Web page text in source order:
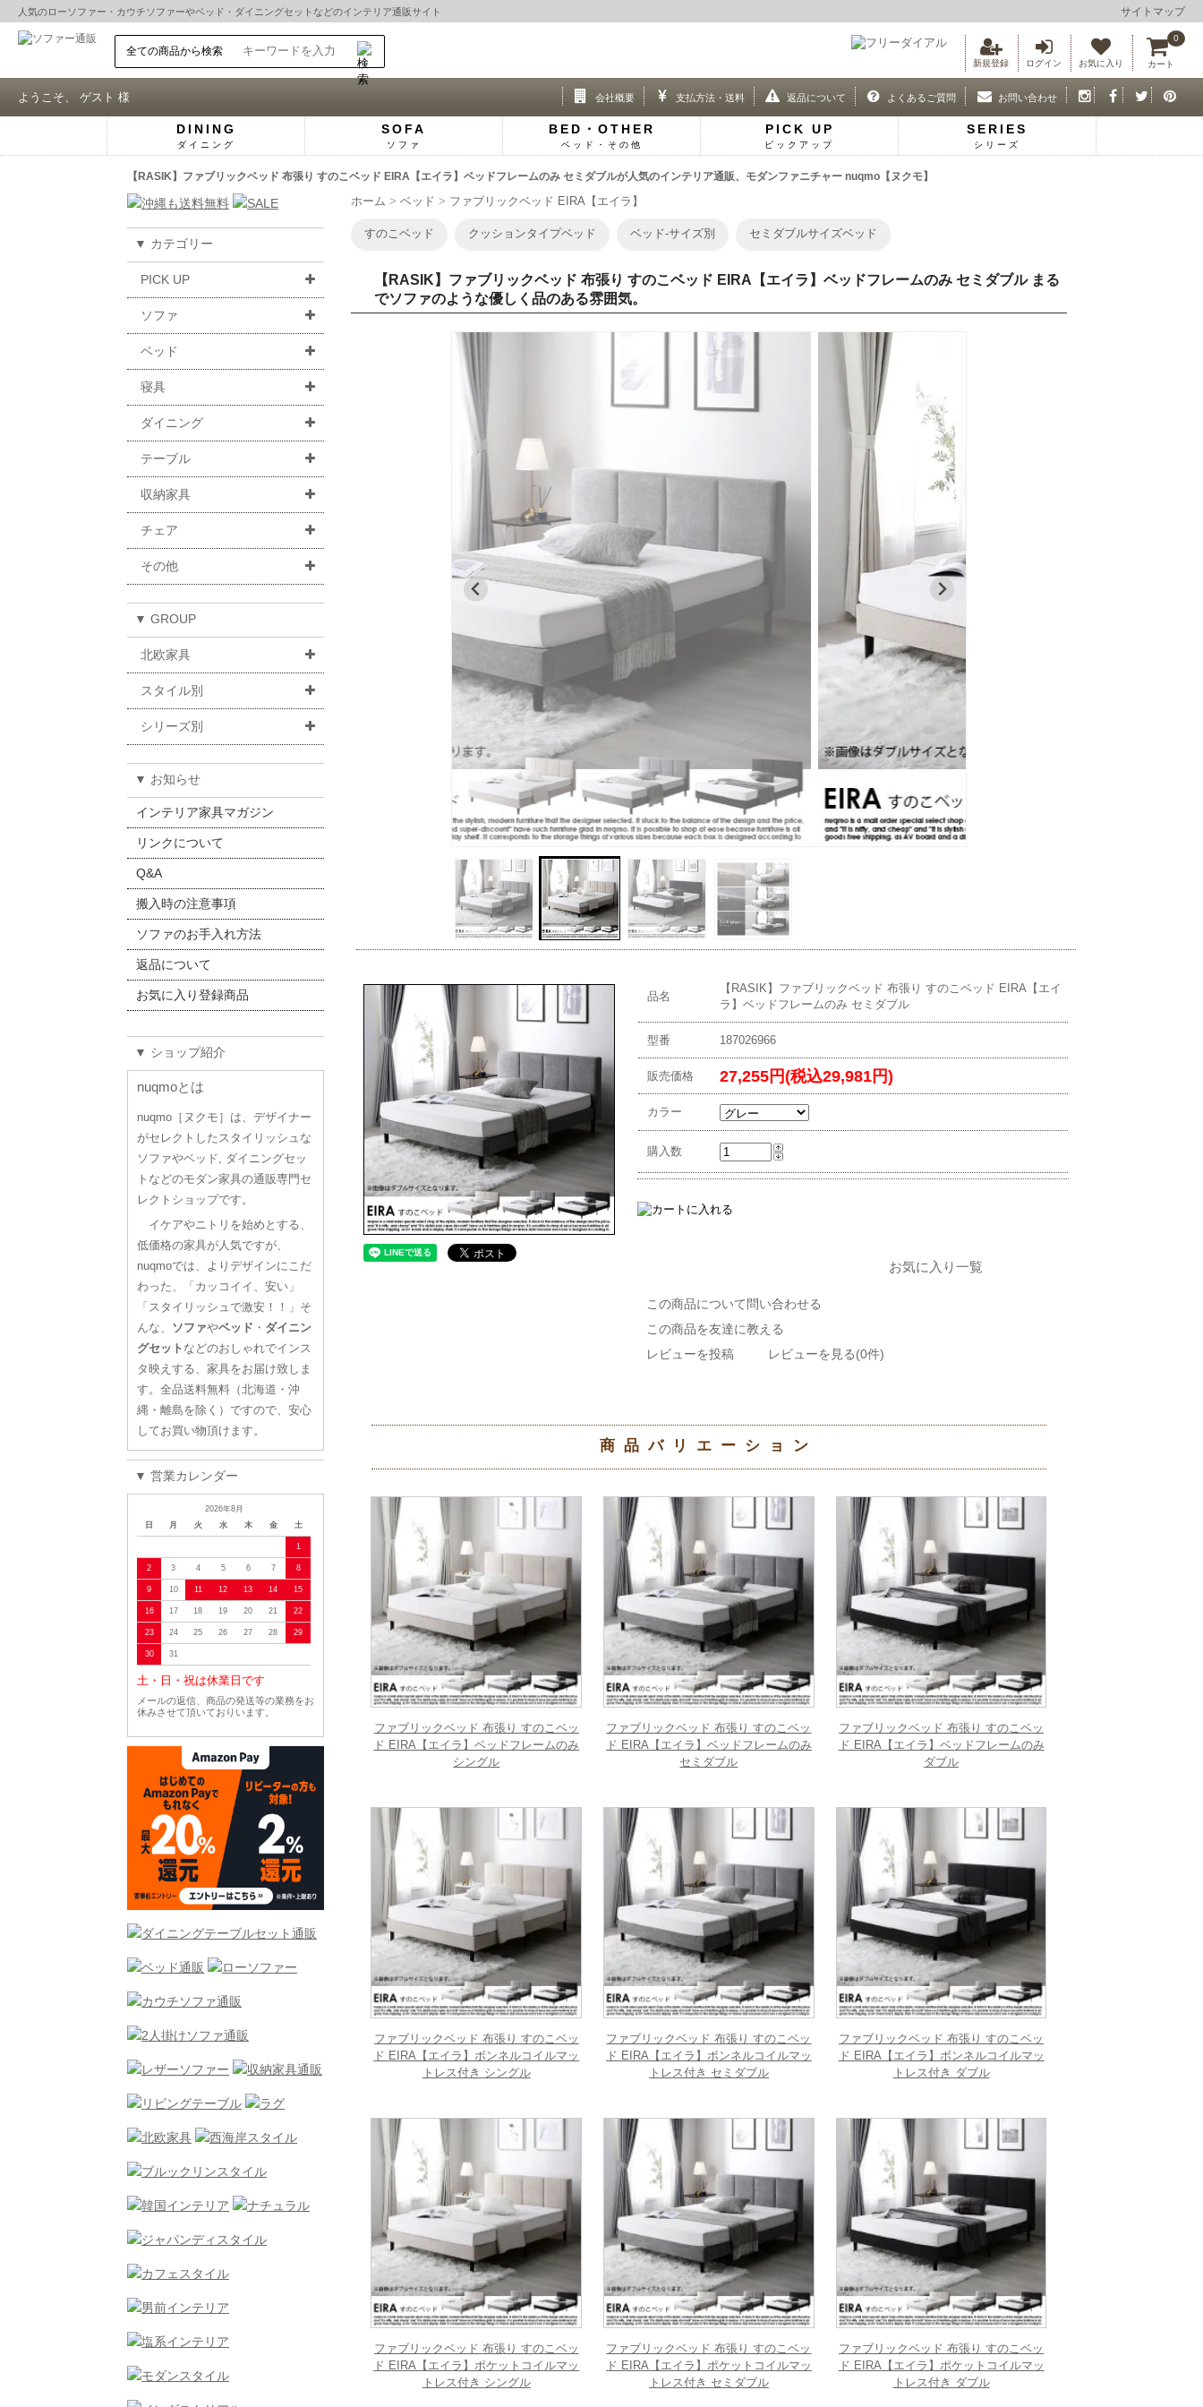
人気のローソファー ・ カウチソファーやベッド ・ ダイニングセット などのインテリア通販サイト サイトマップ
新規登録 ログイン お気に入り カート
0
ようこそ、 ゲスト 様 会社概要 支払方法・送料 返品について よくあるご質問 お問い合わせ
DINING
ダイニング
SOFA
ソファ
BED・OTHER
ベッド・その他
PICK UP
ピックアップ
SERIES
シリーズ
【RASIK】ファブリックベッド 布張り すのこベッド EIRA【エイラ】ベッドフレームのみ セミダブルが人気のインテリア通販、モダンファニチャー nuqmo【ヌクモ】
▼ カテゴリー
PICK UP
ソファ
ベッド
寝具
ダイニング
テーブル
収納家具
チェア
その他
▼ GROUP
北欧家具
スタイル別
シリーズ別
▼ お知らせ
インテリア家具マガジン
リンクについて
Q&A
搬入時の注意事項
ソファのお手入れ方法
返品について
お気に入り登録商品
▼ ショップ紹介
nuqmoとは
nuqmo［ヌクモ］は、デザイナー
がセレクトしたスタイリッシュな
ソファやベッド, ダイニングセッ
トなどのモダン家具の通販専門セ
レクトショップです。
イケアやニトリを始めとする、
低価格の家具が人気ですが、
nuqmoでは、よりデザインにこだ
わった、「カッコイイ、安い」
「スタイリッシュで激安！！」そ
んな、 ソファやベッド ・ ダイニン
グセット などのおしゃれでインス
タ映えする、家具をお届け致しま
す。全品送料無料（北海道・沖
縄・離島を除く）ですので、安心
してお買い物頂けます。
▼ 営業カレンダー
2026年8月
日
月 火 水 木 金 土
1
2 3 4 5 6 7 8
9 10 11 12 13 14 15
16 17 18 19 20 21 22
23 24 25 26 27 28 29
30 31
土・日・祝は休業日です
メールの返信、商品の発送等の業務をお
休みさせて頂いておりいます。
ホーム ベッド ファブリックベッド EIRA【エイラ】
すのこベッド クッションタイプベッド ベッド-サイズ別 セミダブルサイズベッド
【RASIK】ファブリックベッド 布張り すのこベッド EIRA【エイラ】ベッドフレームのみ セミダブル まる
でソファのような優しく品のある雰囲気。
品名
【RASIK】ファブリックベッド 布張り すのこベッド EIRA【エイ
ラ】ベッドフレームのみ セミダブル
型番 187026966
販売価格 27,255円(税込29,981円)
カラー
購入数
お気に入り一覧
この商品について問い合わせる
この商品を友達に教える
レビューを投稿
レビューを見る(0件)
商品バリエーション
ファブリックベッド 布張り すのこベッ
ド EIRA【エイラ】ベッドフレームのみ
シングル
ファブリックベッド 布張り すのこベッ
ド EIRA【エイラ】ベッドフレームのみ
セミダブル
ファブリックベッド 布張り すのこベッ
ド EIRA【エイラ】ベッドフレームのみ
ダブル
ファブリックベッド 布張り すのこベッ
ド EIRA【エイラ】ボンネルコイルマッ
トレス付き シングル
ファブリックベッド 布張り すのこベッ
ド EIRA【エイラ】ボンネルコイルマッ
トレス付き セミダブル
ファブリックベッド 布張り すのこベッ
ド EIRA【エイラ】ボンネルコイルマッ
トレス付き ダブル
ファブリックベッド 布張り すのこベッ
ド EIRA【エイラ】ポケットコイルマッ
トレス付き シングル
ファブリックベッド 布張り すのこベッ
ド EIRA【エイラ】ポケットコイルマッ
トレス付き セミダブル
ファブリックベッド 布張り すのこベッ
ド EIRA【エイラ】ポケットコイルマッ
トレス付き ダブル